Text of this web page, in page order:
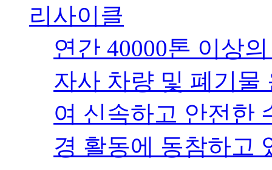
리사이클
연간 40000톤 이상
자사 차량 및 폐기물
여 신속하고 안전한
경 활동에 동참하고